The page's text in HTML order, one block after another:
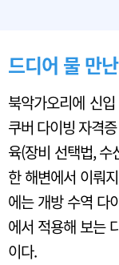
드디어 물 만
북악가오리에 신
쿠버 다이빙 자격
육(장비 선택법, 수
한 해변에서 이뤄
에는 개방 수역 다
에서 적용해 보는
이다.